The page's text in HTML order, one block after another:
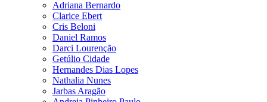
Adriana Bernardo
Clarice Ebert
Cris Beloni
Daniel Ramos
Darci Lourenção
Getúlio Cidade
Hernandes Dias Lopes
Nathalia Nunes
Jarbas Aragão